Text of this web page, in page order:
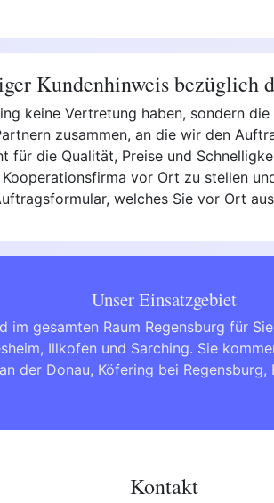
Kundenhinweis bezüglich
keine Vertretung haben, sondern
zusammen, an die wir den
für die Qualität, Preise und
vor Ort zu stellen
welches Sie vor Ort
Unser Einsatzgebiet
im gesamten Raum Regensburg für
Illkofen und Sarching. Sie
der Donau, Köfering bei Regensburg,
Kontakt